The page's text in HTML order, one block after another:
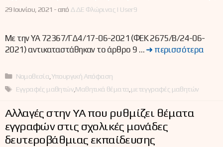
29 Ιουνίου, 2021 -από ΔΔΕ Φλώρινας | User9
Με την ΥΑ 72367/ΓΔ4/17-06-2021 (ΦΕΚ 2675/Β/24-06-
2021) αντικαταστάθηκαν το άρθρο 9 … ➜ περισσότερα
Κατηγορίες
Νομοθεσία Υπουργική Απόφαση
Ετικέτες
Εγγραφές μαθητών Μαθητικά θέματα μετεγγραφές μαθητών
Αλλαγές στην ΥΑ που ρυθμίζει θέματα
εγγραφών στις σχολικές μονάδες
δευτεροβάθμιας εκπαίδευσης